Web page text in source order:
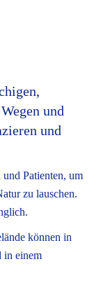
und
und
Patienten, um
zu lauschen.
können in
in einem